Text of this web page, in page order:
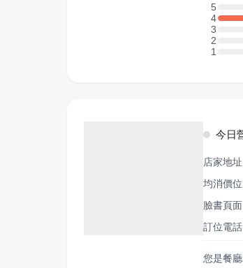
5
5 星：
4
4 星
3
3 星：
2
2 星：
11 星：
今日
店家地址
均消價位
臉書頁面
訂位電話
您是餐